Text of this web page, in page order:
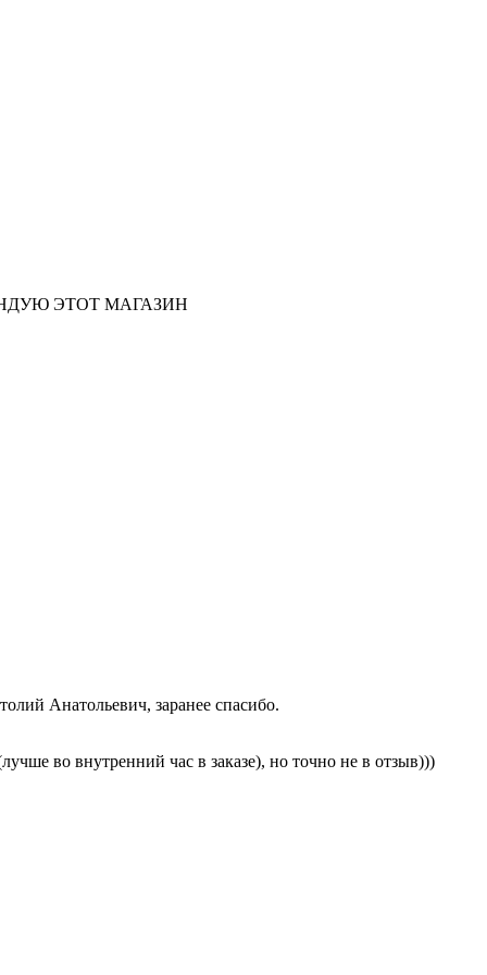
ЭТОТ МАГАЗИН
Анатольевич, заранее спасибо.
во внутренний час в заказе), но точно не в отзыв)))